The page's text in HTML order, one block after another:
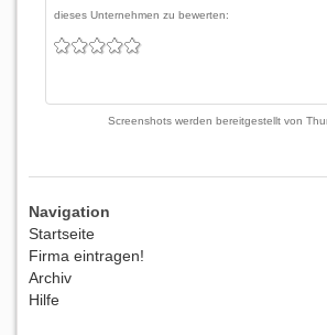
dieses Unternehmen zu bewerten:
Screenshots werden bereitgestellt von
Navigation
Startseite
Firma eintragen!
Archiv
Hilfe